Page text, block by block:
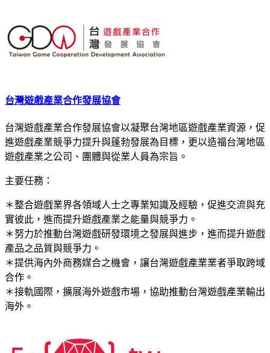
台灣遊戲產業合作發展協會
台灣遊戲產業合作發展協會以凝聚台灣地區遊戲產業資源，促
進遊戲產業競爭力提升與蓬勃發展為目標，更以造福台灣地區
遊戲產業之公司、團體與從業人員為宗旨。
主要任務：
＊整合遊戲業界各領域人士之專業知識及經驗，促進交流與充
實彼此，進而提升遊戲產業之能量與競爭力。
＊努力於推動台灣遊戲研發環境之發展與進步，進而提升遊戲
產品之品質與競爭力。
＊提供海內外商務媒合之機會，讓台灣遊戲產業業者爭取跨域
合作。
＊接軌國際，擴展海外遊戲市場，協助推動台灣遊戲產業輸出
海外。